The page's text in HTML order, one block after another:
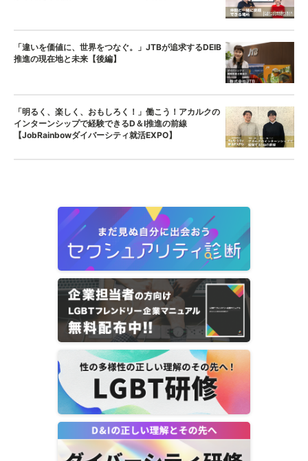
「違いを価値に、世界をつなぐ。」JTBが追求するDEIB
推進の現在地と未来【後編】
「明るく、楽しく、おもしろく！」働こう！アカルクの
インターンシップで経験できるD＆I推進の前線
【JobRainbowダイバーシティ就活EXPO】